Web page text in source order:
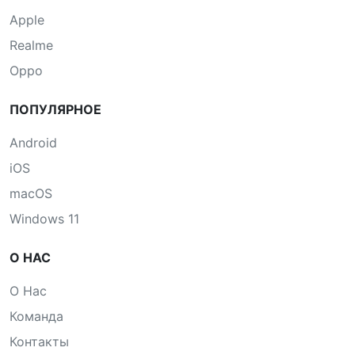
Apple
Realme
Oppo
ПОПУЛЯРНОЕ
Android
iOS
macOS
Windows 11
О НАС
О Нас
Команда
Контакты